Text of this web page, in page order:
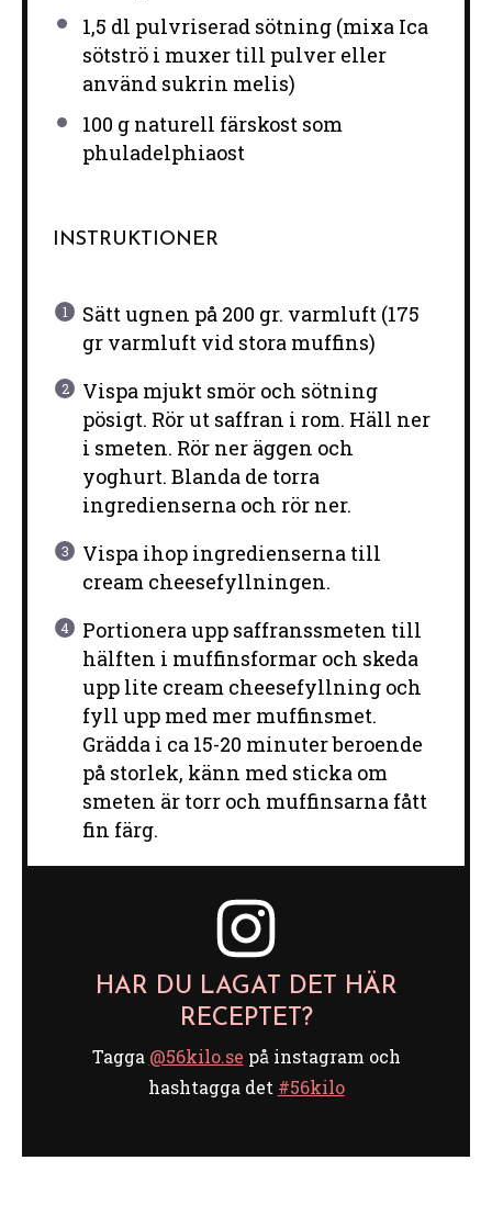
1,5 dl pulvriserad sötning (mixa Ica
sötströ i muxer till pulver eller
använd sukrin melis)
100 gnaturell färskost som
phuladelphiaost
INSTRUKTIONER
Sätt ugnen på 200 gr. varmluft (175
gr varmluft vid stora muffins)
Vispa mjukt smör och sötning
pösigt. Rör ut saffran i rom. Häll ner
i smeten. Rör ner äggen och
yoghurt. Blanda de torra
ingredienserna och rör ner.
Vispa ihop ingredienserna till
cream cheesefyllningen.
Portionera upp saffranssmeten till
hälften i muffinsformar och skeda
upp lite cream cheesefyllning och
fyll upp med mer muffinsmet.
Grädda i ca 15-20 minuter beroende
på storlek, känn med sticka om
smeten är torr och muffinsarna fått
fin färg.
HAR DU LAGAT DET HÄR
RECEPTET?
Tagga @56kilo.se på instagram och
hashtagga det #56kilo